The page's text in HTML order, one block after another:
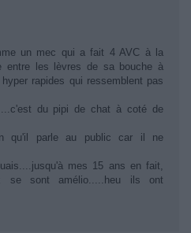
un mec qui a fait 4 AVC à la
entre les lèvres de sa bouche à
rapides qui ressemblent pas
du pipi de chat à coté de
qu'il parle au public car il ne
mes 15 ans en fait,
se sont amélio.....heu ils ont